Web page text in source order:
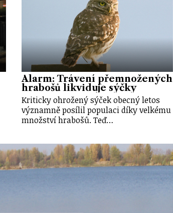
Alarm: Trávení přemnožených
hrabošů likviduje sýčky
Kriticky ohrožený sýček obecný letos
významně posílil populaci díky velkému
množství hrabošů. Teď…